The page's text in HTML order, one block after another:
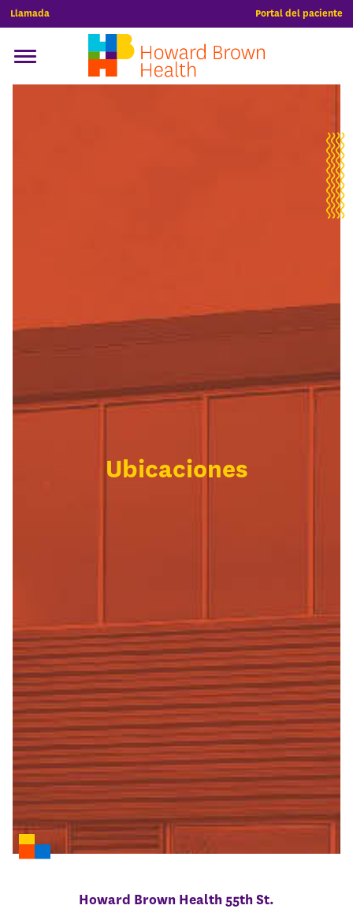
Llamada Portal del paciente
Ubicaciones
Howard Brown Health 55th St.